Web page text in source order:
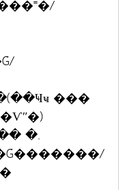
���
�)�Ǫ��Ũ��Թ�(�ҹ�ح�Ѵʺ�)
�.